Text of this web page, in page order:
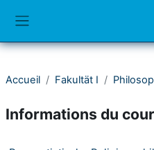
Accueil Fakultät I
Informations du